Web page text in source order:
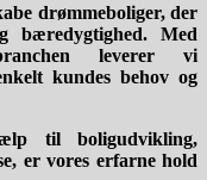
drømmeboliger, der
bæredygtighed. Med
leverer vi
kundes behov og
til boligudvikling,
er vores erfarne hold